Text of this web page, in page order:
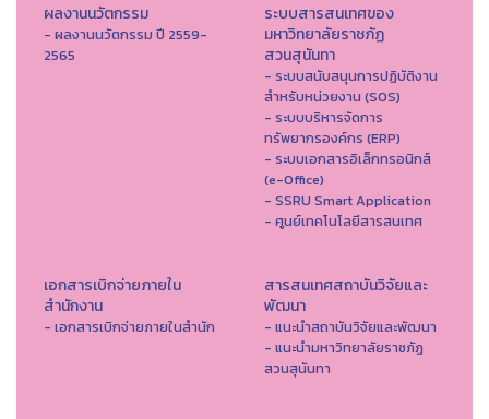
ผลงานนวัตกรรม
- ผลงานนวัตกรรม ปี 2559-
2565
ระบบสารสนเทศของ
มหาวิทยาลัยราชภัฏ
สวนสุนันทา
- ระบบสนับสนุนการปฏิบัติงาน
สำหรับหน่วยงาน (SOS)
- ระบบบริหารจัดการ
ทรัพยากรองค์กร (ERP)
- ระบบเอกสารอิเล็กทรอนิกส์
(e-Office)
- SSRU Smart Application
- ศูนย์เทคโนโลยีสารสนเทศ
เอกสารเบิกจ่ายภายใน
สำนักงาน
- เอกสารเบิกจ่ายภายในสำนัก
สารสนเทศสถาบันวิจัยและ
พัฒนา
- แนะนำสถาบันวิจัยและพัฒนา
- แนะนำมหาวิทยาลัยราชภัฏ
สวนสุนันทา